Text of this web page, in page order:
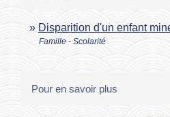
Disparition d'un enfant
Famille - Scolarité
Pour en savoir plus